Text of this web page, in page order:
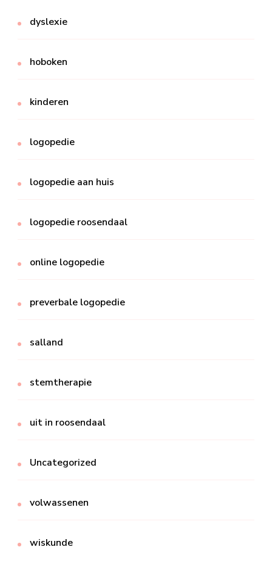
dyslexie
hoboken
kinderen
logopedie
logopedie aan huis
logopedie roosendaal
online logopedie
preverbale logopedie
salland
stemtherapie
uit in roosendaal
Uncategorized
volwassenen
wiskunde